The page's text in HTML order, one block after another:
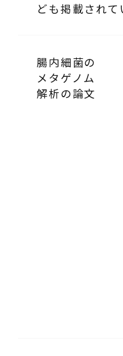
ども掲載されて
腸内細菌の
メタゲノム
解析の論文